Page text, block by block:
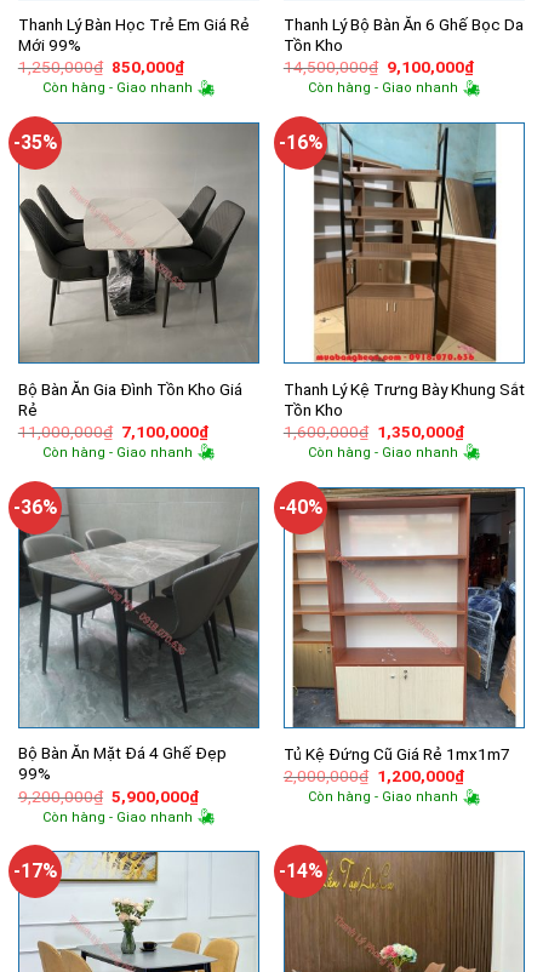
Thanh Lý Bàn Học Trẻ Em Giá Rẻ
Mới 99%
1,250,000₫ Giá
gốc
là:
850,000₫Giá
hiện
tại
850,000₫.
Còn hàng - Giao nhanh
Thanh Lý Bộ Bàn Ăn 6 Ghế Bọc Da
Tồn Kho
14,500,000₫ Giá
gốc
là:
9,100,000₫Giá
hiện
tại
Còn hàng - Giao nhanh
-35%
Bộ Bàn Ăn Gia Đình Tồn Kho Giá
Rẻ
11,000,000₫ Giá
gốc
là:
7,100,000₫Giá
hiện
tại
7,100,000₫.
Còn hàng - Giao nhanh
-16%
Thanh Lý Kệ Trưng Bày Khung Sắt
Tồn Kho
1,600,000₫ Giá
gốc
là:
1,350,000₫Giá
hiện
tại
Còn hàng - Giao nhanh
-36%
Bộ Bàn Ăn Mặt Đá 4 Ghế Đẹp
99%
9,200,000₫ Giá
gốc
là:
5,900,000₫Giá
hiện
tại
5,900,000₫.
Còn hàng - Giao nhanh
-40%
Tủ Kệ Đứng Cũ Giá Rẻ 1mx1m7
2,000,000₫ Giá
gốc
là:
1,200,000₫Giá
hiện
tại
Còn hàng - Giao nhanh
-17% -14%